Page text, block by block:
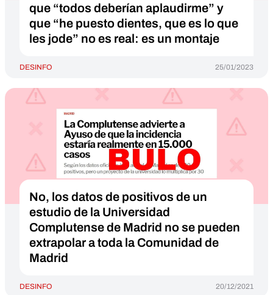
que “todos deberían aplaudirme” y
que “he puesto dientes, que es lo que
les jode” no es real: es un montaje
DESINFO 25/01/2023
No, los datos de positivos de un
estudio de la Universidad
Complutense de Madrid no se pueden
extrapolar a toda la Comunidad de
Madrid
DESINFO 20/12/2021